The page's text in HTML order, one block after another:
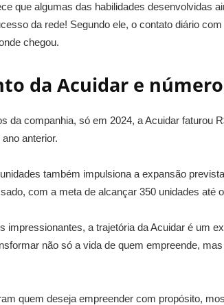
que algumas das habilidades desenvolvidas
da rede! Segundo ele, o contato diário
chegou.
da Acuidar e
da companhia, só em 2024, a Acuidar faturou
anterior.
também impulsiona a expansão
com a meta de alcançar 350 unidades até
impressionantes, a trajetória da Acuidar é um
não só a vida de quem empreende,
quem deseja empreender com propósito,